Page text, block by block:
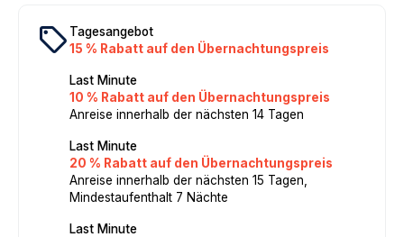
local_offer Tagesangebot
15 % Rabatt auf den Übernachtungspreis
Last Minute
10 % Rabatt auf den Übernachtungspreis
Anreise innerhalb der nächsten 14 Tagen
Last Minute
20 % Rabatt auf den Übernachtungspreis
Anreise innerhalb der nächsten 15 Tagen,
Mindestaufenthalt 7 Nächte
Last Minute